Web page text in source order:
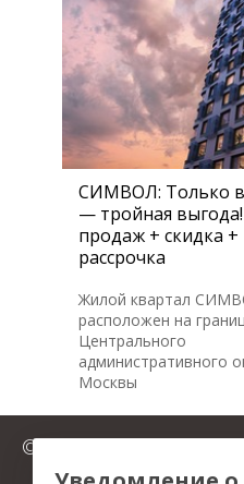
СИМВОЛ: Только
— тройная
продаж + скидка +
рассрочка
Жилой квартал
расположен на
Центрального
административного
Москвы
© 2025 FromMillion.ru